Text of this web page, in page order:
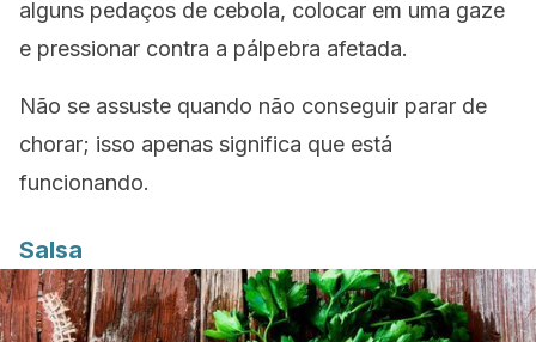
alguns pedaços de cebola, colocar em uma gaze
e pressionar contra a pálpebra afetada.
Não se assuste quando não conseguir parar de
chorar; isso apenas significa que está
funcionando.
Salsa